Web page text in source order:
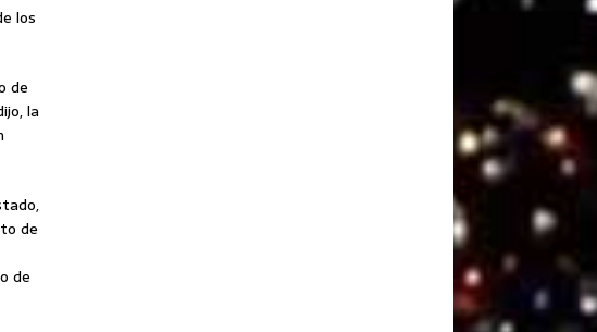
los
de
la
de
de